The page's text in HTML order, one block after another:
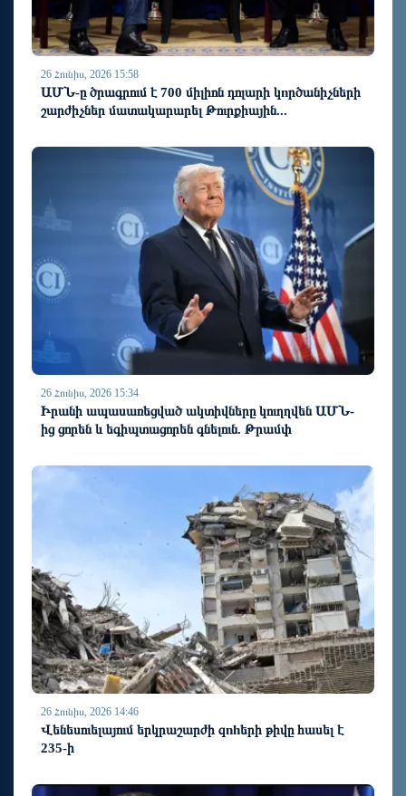
26 Հունիս, 2026 15:58
ԱՄՆ-ը ծրագրում է 700 միլիոն դոլարի կnրծանիչների
շարժիչներ մատակարարել Թուրքիային...
26 Հունիս, 2026 15:34
Իրանի ապասառեցված ակտիվները կուղղվեն ԱՄՆ-
ից ցորեն և եգիպտացորեն գնելուն. Թրամփ
26 Հունիս, 2026 14:46
Վենեսուելայում երկրաշարժի զnhերի թիվը հասել է
235-ի